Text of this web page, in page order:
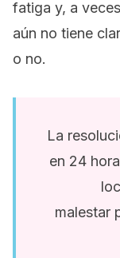
fatiga y, a
aún no tiene
o no.
La
en 24
malestar